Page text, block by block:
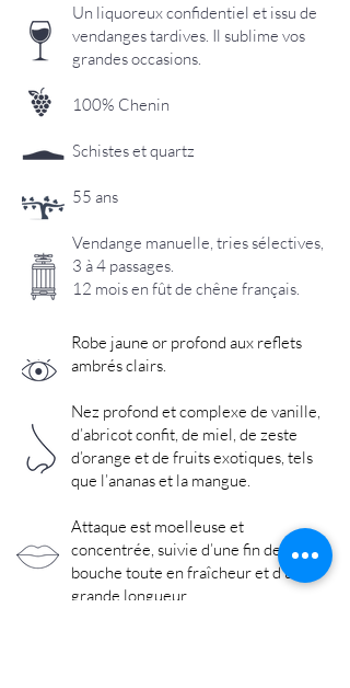
Un liquoreux confidentiel et issu de
vendanges tardives. Il sublime vos
grandes occasions.​
100% Chenin
Schistes et quartz
55 ans
Vendange manuelle, tries sélectives,
3 à 4 passages.
12 mois en fût de chêne français.
Robe jaune or profond aux reflets
ambrés clairs.
Nez profond et complexe de vanille,
d’abricot confit, de miel, de zeste
d’orange et de fruits exotiques, tels
que l’ananas et la mangue.
Attaque est moelleuse et
concentrée, suivie d’une fin de
bouche toute en fraîcheur et d’une
grande longueur.